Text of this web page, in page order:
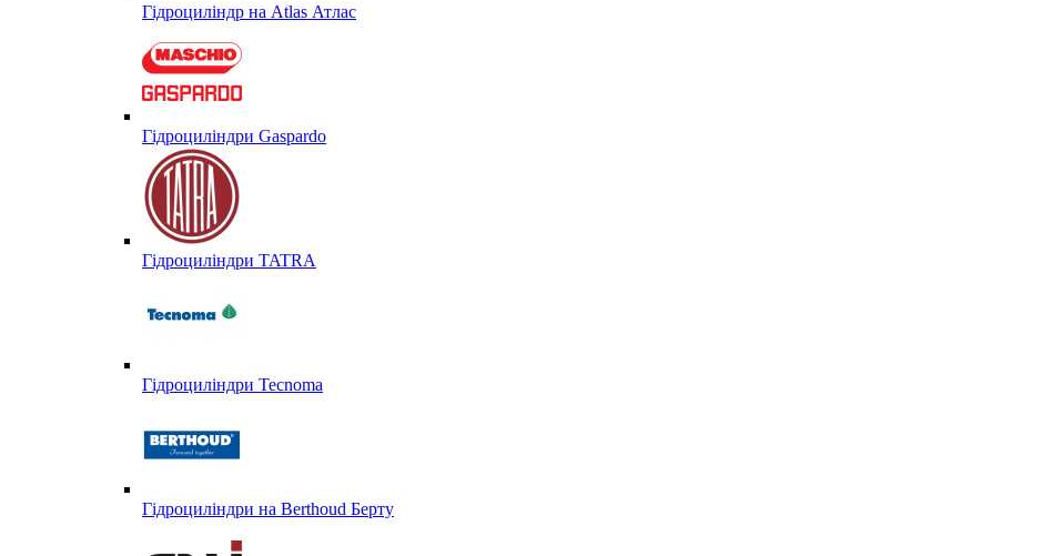
Гідроциліндр на Atlas Атлас
Гідроциліндри Gaspardo
Гідроциліндри TATRA
Гідроциліндри Tecnoma
Гідроциліндри на Berthoud Берту